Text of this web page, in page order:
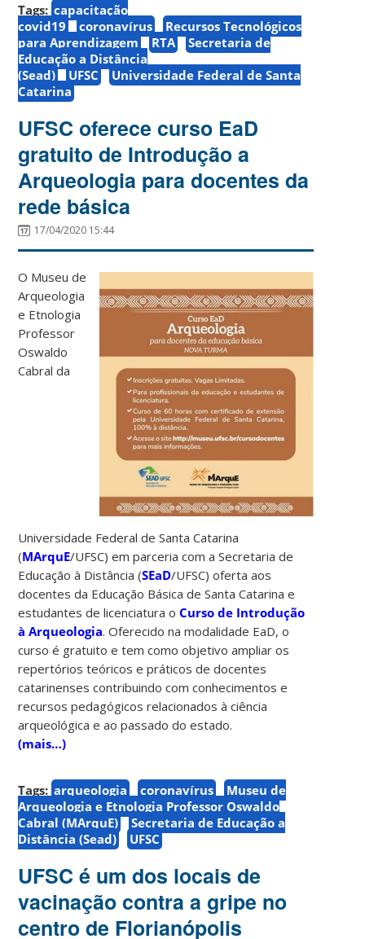
Tags: capacitação
covid19
coronavírus
Recursos Tecnológicos
para Aprendizagem
RTA
Secretaria de
Educação a Distância
(Sead)
UFSC
Universidade Federal de Santa
Catarina
UFSC oferece curso EaD
gratuito de Introdução a
Arqueologia para docentes da
rede básica
17/04/2020 15:44
O Museu de
Arqueologia
e Etnologia
Professor
Oswaldo
Cabral da
Universidade Federal de Santa Catarina
(MArquE/UFSC) em parceria com a Secretaria de
Educação à Distância (SEaD/UFSC) oferta aos
docentes da Educação Básica de Santa Catarina e
estudantes de licenciatura oCurso de Introdução
à Arqueologia. Oferecido na modalidade EaD, o
curso é gratuito e tem como objetivo ampliar os
repertórios teóricos e práticos de docentes
catarinenses contribuindo com conhecimentos e
recursos pedagógicos relacionados à ciência
arqueológica e ao passado do estado.
(mais…)
Tags: arqueologia coronavírus
Museu de
Arqueologia e Etnologia Professor Oswaldo
Cabral (MArquE)
Secretaria de Educação a
Distância (Sead)
UFSC
UFSC é um dos locais de
vacinação contra a gripe no
centro de Florianópolis